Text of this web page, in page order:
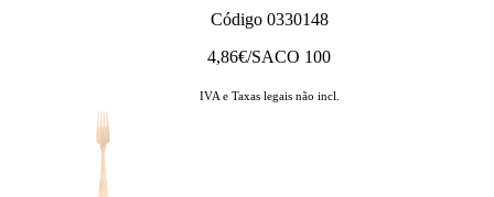
Código 0330148
4,86€/SACO 100
IVA e Taxas legais não incl.